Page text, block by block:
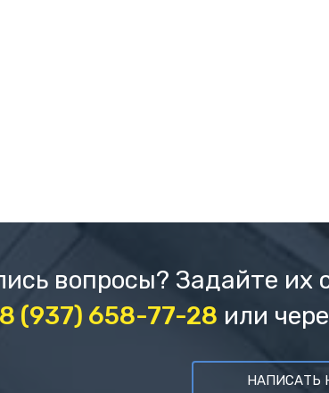
вопросы? Задайте их
8 (937) 658-77-28 или
НАПИСАТЬ